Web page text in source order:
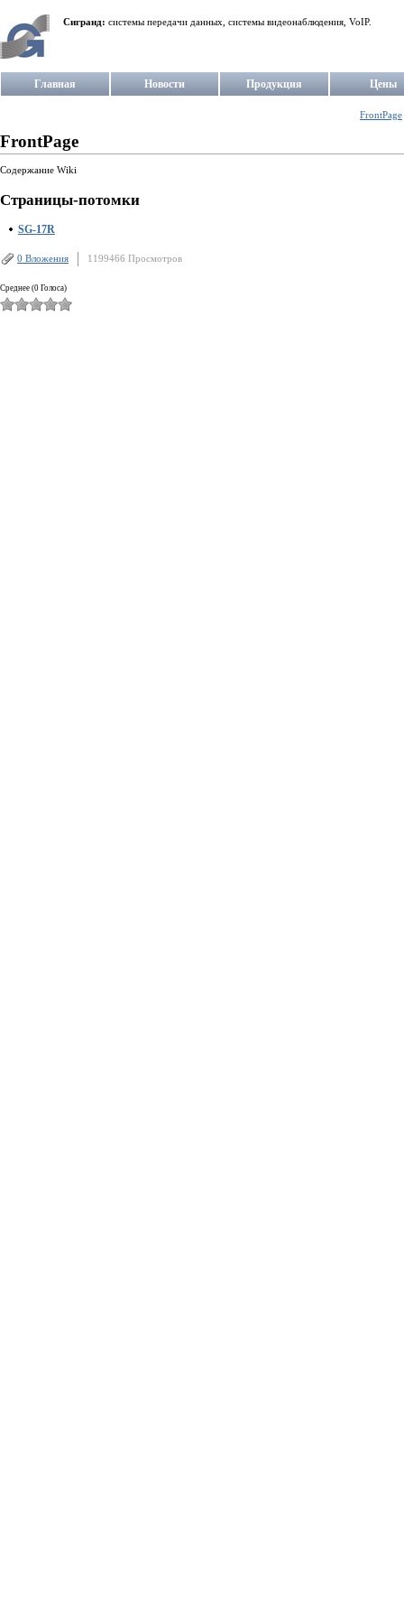
Сигранд: системы передачи данных, системы видеонаблюдения, VoIP.
Главная Новости Продукция Цены
FrontPage
FrontPage
Содержание Wiki
Страницы-потомки
SG-17R
0 Вложения 1199466 Просмотров
Среднее (0 Голоса)